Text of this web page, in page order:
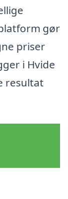
gør
priser
i Hvide
resultat